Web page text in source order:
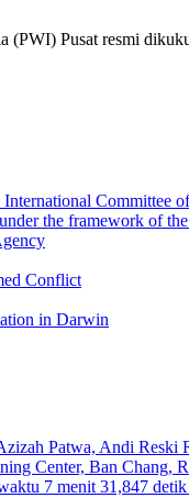
(PWI) Pusat resmi
Conflict
in Darwin